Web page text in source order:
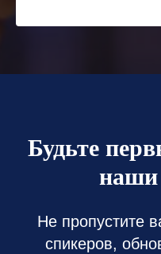
Будьте
наши
Не пропустите
спикеров,